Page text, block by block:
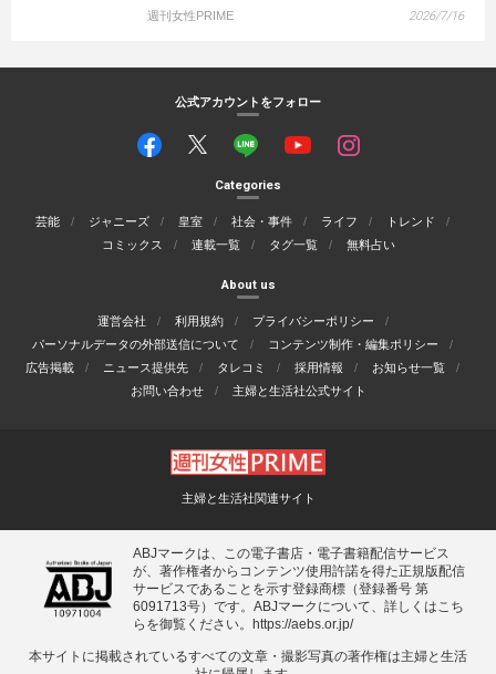
週刊女性PRIME 2026/7/16
公式アカウントをフォロー
Categories
芸能 ジャニーズ 皇室 社会・事件 ライフ
トレンド
コミックス
連載一覧 タグ一覧 無料占い
About us
運営会社 利用規約
プライバシーポリシー
パーソナルデータの外部送信について
コンテンツ制作・編集ポリシー
広告掲載
ニュース提供先 タレコミ 採用情報
お知らせ一覧
お問い合わせ
主婦と生活社公式サイト
主婦と生活社関連サイト
ABJマークは、この電子書店・電子書籍配信サービス
が、著作権者からコンテンツ使用許諾を得た正規版配信
サービスであることを示す登録商標（登録番号 第
6091713号）です。ABJマークについて、詳しくはこち
らを御覧ください。
https://aebs.or.jp/
本サイトに掲載されているすべての⽂章・撮影写真の著作権は主婦と⽣活